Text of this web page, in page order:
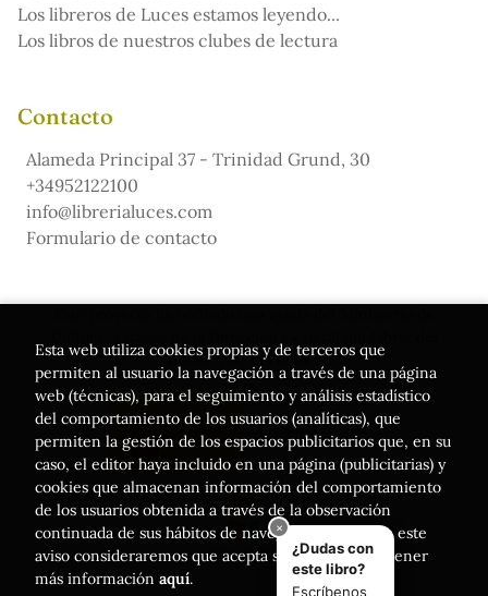
Los libreros de Luces estamos leyendo...
Los libros de nuestros clubes de lectura
Contacto
Alameda Principal 37 - Trinidad Grund, 30
+34952122100
info@librerialuces.com
Formulario de contacto
Cómic y de la Lectura
Esta web utiliza cookies propias y de terceros que
permiten al usuario la navegación a través de una página
web (técnicas), para el seguimiento y análisis estadístico
del comportamiento de los usuarios (analíticas), que
permiten la gestión de los espacios publicitarios que, en su
caso, el editor haya incluido en una página (publicitarias) y
cookies que almacenan información del comportamiento
de los usuarios obtenida a través de la observación
continuada de sus hábitos de navegación. Si acepta este
aviso consideraremos que acepta su uso. Puede obtener
más información aquí.